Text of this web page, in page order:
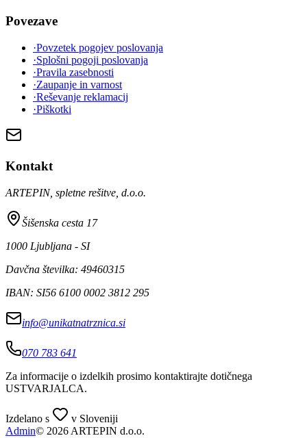
Povezave
·Povzetek pogojev poslovanja
·Splošni pogoji poslovanja
·Pravila zasebnosti
·Zaupanje in varnost
·Reševanje reklamacij
·Piškotki
Kontakt
ARTEPIN, spletne rešitve, d.o.o.
Šišenska cesta 17
1000 Ljubljana - SI
Davčna številka: 49460315
IBAN: SI56 6100 0002 3812 295
info@unikatnatrznica.si
070 783 641
Za informacije o izdelkih prosimo kontaktirajte dotičnega
USTVARJALCA.
Izdelano s
v Sloveniji
Admin© 2026 ARTEPIN d.o.o.